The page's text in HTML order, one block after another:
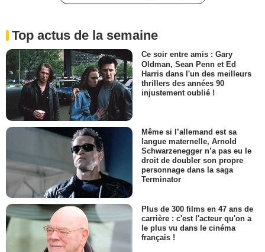
Top actus de la semaine
Ce soir entre amis : Gary
Oldman, Sean Penn et Ed
Harris dans l'un des meilleurs
thrillers des années 90
injustement oublié !
Même si l’allemand est sa
langue maternelle, Arnold
Schwarzenegger n’a pas eu le
droit de doubler son propre
personnage dans la saga
Terminator
Plus de 300 films en 47 ans de
carrière : c'est l'acteur qu'on a
le plus vu dans le cinéma
français !